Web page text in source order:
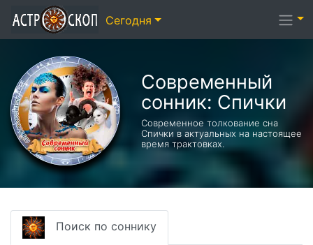
Современный
сонник: Спички
Современное толкование сна
Спички в актуальных на настоящее
время трактовках.
Поиск по соннику
Сегодня